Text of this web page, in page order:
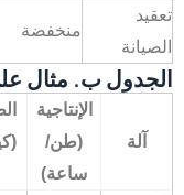
تعقيد
الصيانة
منخفضة
الجدول ب. مثال
آلة
الإنتاجية
(طن/
ساعة)